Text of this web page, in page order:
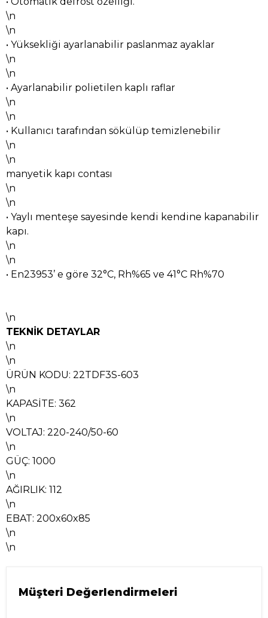
\n
\n
• Yüksekliği ayarlanabilir paslanmaz ayaklar
\n
\n
• Ayarlanabilir polietilen kaplı raflar
\n
\n
• Kullanıcı tarafından sökülüp temizlenebilir
\n
\n
manyetik kapı contası
\n
\n
• Yaylı menteşe sayesinde kendi kendine kapanabilir
kapı.
\n
\n
• En23953’ e göre 32°C, Rh%65 ve 41°C Rh%70
\n
TEKNİK DETAYLAR
\n
\n
ÜRÜN KODU: 22TDF3S-603
\n
KAPASİTE: 362
\n
VOLTAJ: 220-240/50-60
\n
GÜÇ: 1000
\n
AĞIRLIK: 112
\n
EBAT: 200x60x85
\n
\n
Müşteri Değerlendirmeleri